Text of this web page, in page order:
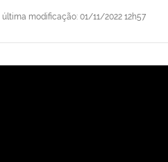
última modificação: 01/11/2022 12h57